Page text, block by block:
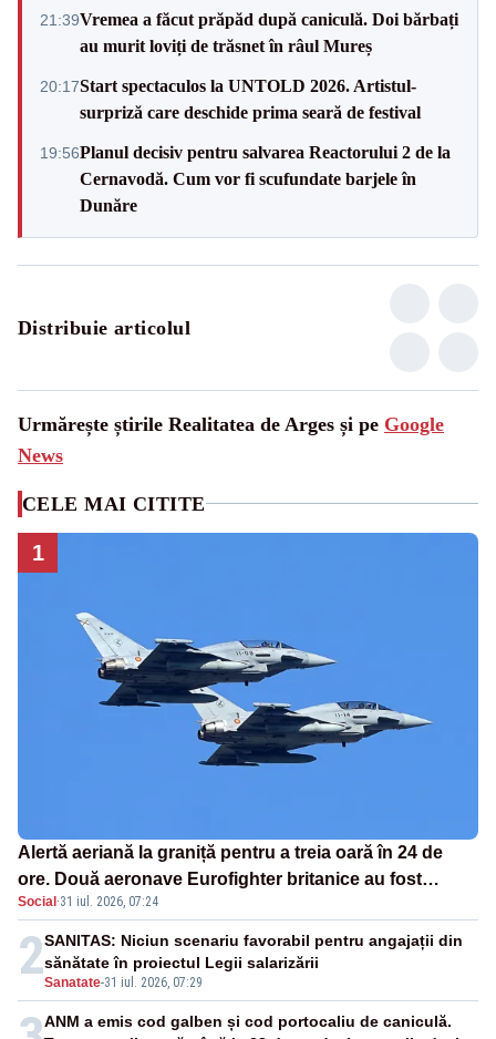
21:39Vremea a făcut prăpăd după caniculă. Doi bărbați
au murit loviți de trăsnet în râul Mureș
20:17Start spectaculos la UNTOLD 2026. Artistul-
surpriză care deschide prima seară de festival
19:56Planul decisiv pentru salvarea Reactorului 2 de la
Cernavodă. Cum vor fi scufundate barjele în
Dunăre
Distribuie articolul
Urmărește știrile Realitatea de Arges și pe Google
News
CELE MAI CITITE
1
Alertă aeriană la graniță pentru a treia oară în 24 de
ore. Două aeronave Eurofighter britanice au fost
ridicate de la sol
Social ·31 iul. 2026, 07:24
2Sanatate-31 iul. 2026, 07:29
SANITAS: Niciun scenariu favorabil pentru angajații din
sănătate în proiectul Legii salarizării
ANM a emis cod galben și cod portocaliu de caniculă.